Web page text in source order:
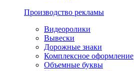
Производство рекламы
Видеоролики
Вывески
Дорожные знаки
Комплексное оформление
Объемные буквы